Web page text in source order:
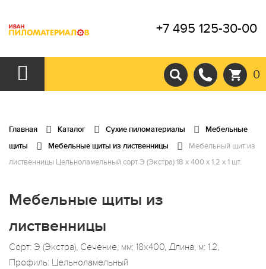
+7 495 125-30-00
0
Главная Каталог Сухие пиломатериалы
Мебельные
щиты
Мебельные щиты из лиственницы
Мебельный щит из
лиственницы Цельноламельный сорт Э (Экстра) 18 x 400 x 1.2 x 1 шт.
Мебельные щиты из
лиственницы
Сорт: Э (Экстра), Сечение, мм: 18x400, Длина, м: 1.2,
Профиль: Цельноламельный